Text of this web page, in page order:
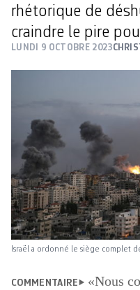
rhétorique de
craindre le pire
LUNDI 9 OCTOBRE 2023
Israël a ordonné le siège complet
COMMENTAIRE
«Nous